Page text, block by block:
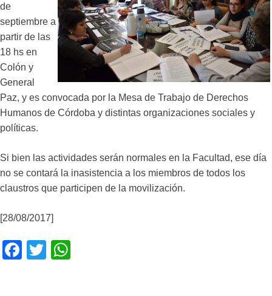
de
septiembre a
partir de las
18 hs en
Colón y
General
Paz, y es convocada por la Mesa de Trabajo de Derechos
Humanos de Córdoba y distintas organizaciones sociales y
políticas.
Si bien las actividades serán normales en la Facultad, ese día
no se contará la inasistencia a los miembros de todos los
claustros que participen de la movilización.
[28/08/2017]
F
T